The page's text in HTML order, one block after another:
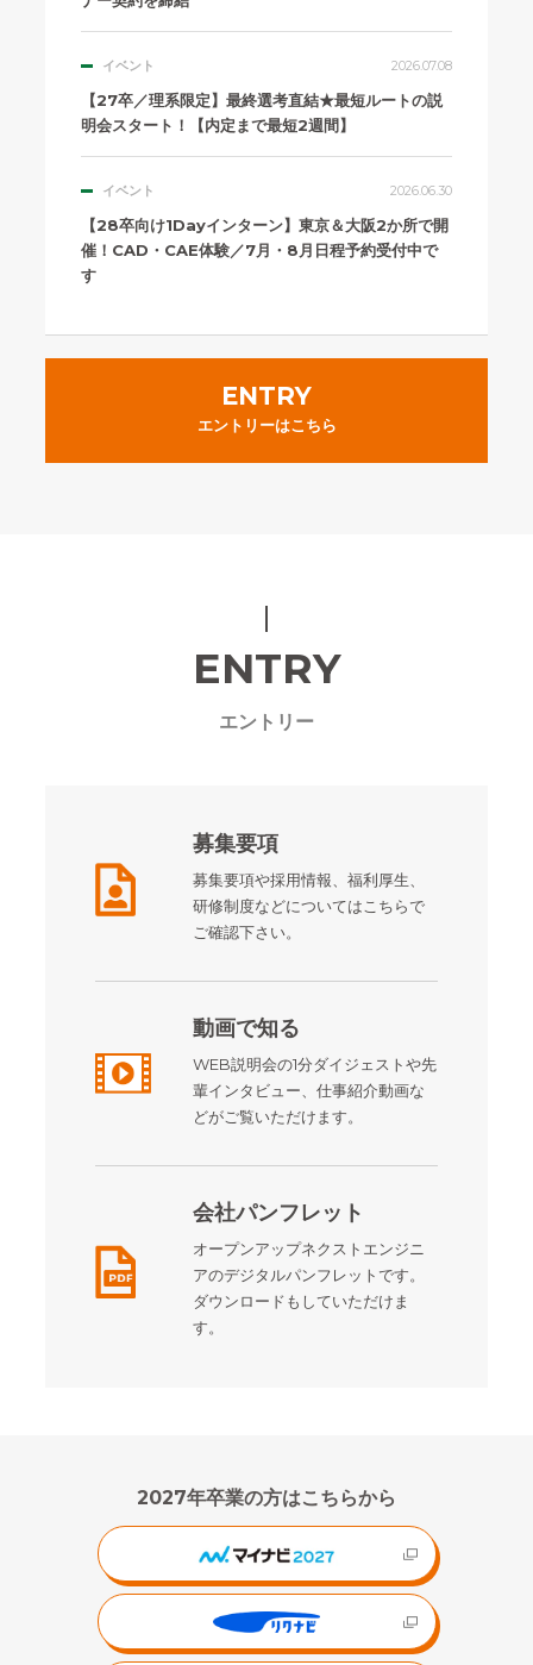
イベント 2026.07.08
【27卒／理系限定】最終選考直結★最短ルートの説
明会スタート！【内定まで最短2週間】
イベント 2026.06.30
【28卒向け1Dayインターン】東京＆大阪2か所で開
催！CAD・CAE体験／7月・8月日程予約受付中で
す
ENTRY
エントリーはこちら
ENTRY
エントリー
募集要項
募集要項や採用情報、福利厚生、
研修制度などについてはこちらで
ご確認下さい。
動画で知る
WEB説明会の1分ダイジェストや先
輩インタビュー、仕事紹介動画な
どがご覧いただけます。
会社パンフレット
オープンアップネクストエンジニ
アのデジタルパンフレットです。
ダウンロードもしていただけま
す。
2027年卒業の方はこちらから